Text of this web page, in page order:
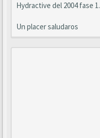
Hydractive del 2004 fase 1.
Un placer saludaros